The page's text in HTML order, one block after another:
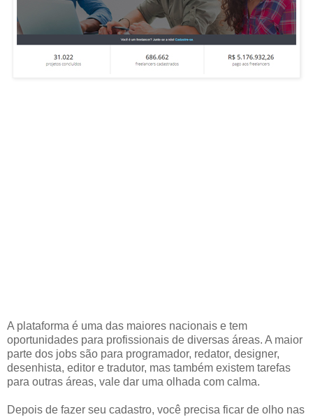
A plataforma é uma das maiores nacionais e tem
oportunidades para profissionais de diversas áreas. A maior
parte dos jobs são para programador, redator, designer,
desenhista, editor e tradutor, mas também existem tarefas
para outras áreas, vale dar uma olhada com calma.
Depois de fazer seu cadastro, você precisa ficar de olho nas